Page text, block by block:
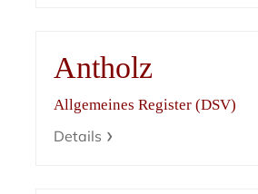
Antholz
Allgemeines Register (DSV)
Details